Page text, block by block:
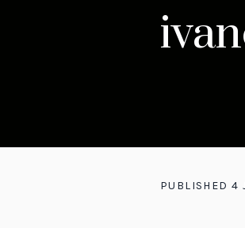
PUBLISHED 4